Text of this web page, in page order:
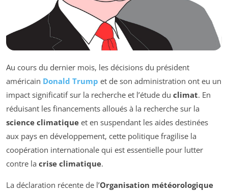
Au cours du dernier mois, les décisions du président
américain Donald Trump et de son administration ont eu un
impact significatif sur la recherche et l’étude du climat. En
réduisant les financements alloués à la recherche sur la
science climatique et en suspendant les aides destinées
aux pays en développement, cette politique fragilise la
coopération internationale qui est essentielle pour lutter
contre la crise climatique.
La déclaration récente de l’Organisation météorologique